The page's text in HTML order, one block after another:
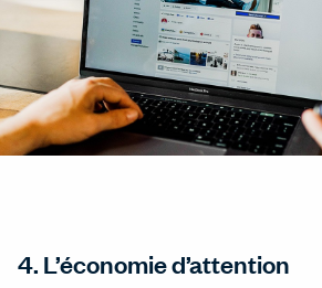
4. L’économie d’attention